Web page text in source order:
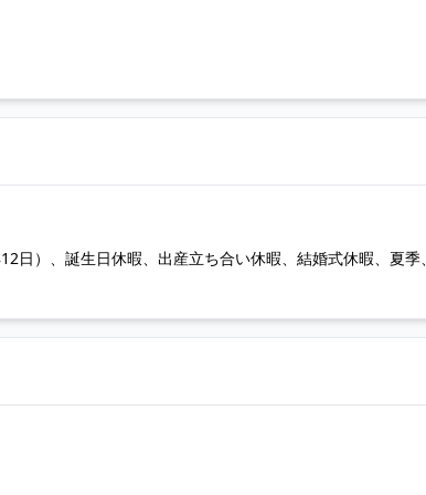
日）、誕生日休暇、出産立ち合い休暇、結婚式休暇、夏季